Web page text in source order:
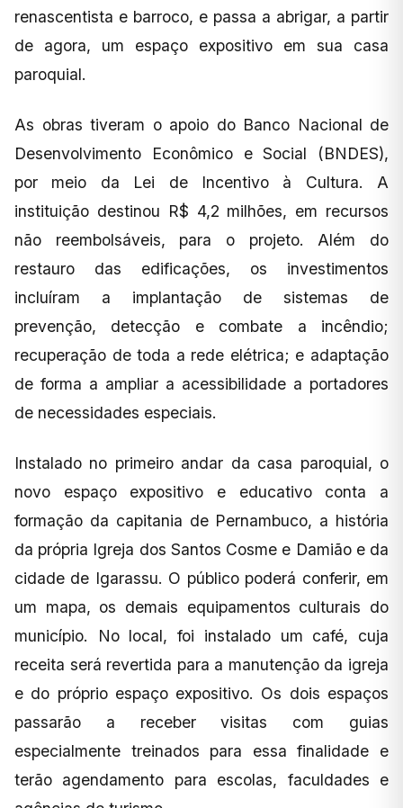
renascentista e barroco, e passa a abrigar, a partir
de agora, um espaço expositivo em sua casa
paroquial.
As obras tiveram o apoio do Banco Nacional de
Desenvolvimento Econômico e Social (BNDES),
por meio da Lei de Incentivo à Cultura. A
instituição destinou R$ 4,2 milhões, em recursos
não reembolsáveis, para o projeto. Além do
restauro das edificações, os investimentos
incluíram a implantação de sistemas de
prevenção, detecção e combate a incêndio;
recuperação de toda a rede elétrica; e adaptação
de forma a ampliar a acessibilidade a portadores
de necessidades especiais.
Instalado no primeiro andar da casa paroquial, o
novo espaço expositivo e educativo conta a
formação da capitania de Pernambuco, a história
da própria Igreja dos Santos Cosme e Damião e da
cidade de Igarassu. O público poderá conferir, em
um mapa, os demais equipamentos culturais do
município. No local, foi instalado um café, cuja
receita será revertida para a manutenção da igreja
e do próprio espaço expositivo. Os dois espaços
passarão a receber visitas com guias
especialmente treinados para essa finalidade e
terão agendamento para escolas, faculdades e